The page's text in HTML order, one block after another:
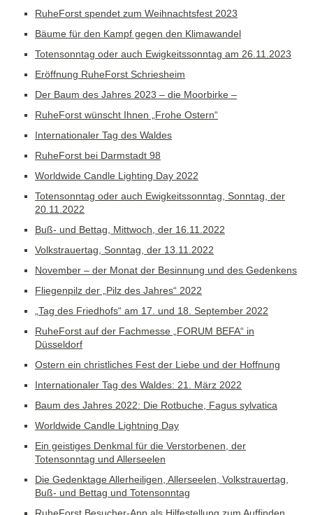
RuheForst spendet zum Weihnachtsfest 2023
Bäume für den Kampf gegen den Klimawandel
Totensonntag oder auch Ewigkeitssonntag am 26.11.2023
Eröffnung RuheForst Schriesheim
Der Baum des Jahres 2023 – die Moorbirke –
RuheForst wünscht Ihnen „Frohe Ostern“
Internationaler Tag des Waldes
RuheForst bei Darmstadt 98
Worldwide Candle Lighting Day 2022
Totensonntag oder auch Ewigkeitssonntag, Sonntag, der
20.11.2022
Buß- und Bettag, Mittwoch, der 16.11.2022
Volkstrauertag, Sonntag, der 13.11.2022
November – der Monat der Besinnung und des Gedenkens
Fliegenpilz der „Pilz des Jahres“ 2022
„Tag des Friedhofs“ am 17. und 18. September 2022
RuheForst auf der Fachmesse „FORUM BEFA“ in
Düsseldorf
Ostern ein christliches Fest der Liebe und der Hoffnung
Internationaler Tag des Waldes: 21. März 2022
Baum des Jahres 2022: Die Rotbuche, Fagus sylvatica
Worldwide Candle Lightning Day
Ein geistiges Denkmal für die Verstorbenen, der
Totensonntag und Allerseelen
Die Gedenktage Allerheiligen, Allerseelen, Volkstrauertag,
Buß- und Bettag und Totensonntag